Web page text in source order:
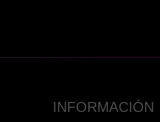
INFORMACIÓN